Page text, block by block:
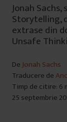
Jonah
Storytelling,
extrase din
Unsafe
DeJonah Sachs
Traducere de
Timp de citire: 6
25 septembrie